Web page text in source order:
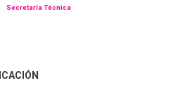
Secretaría Técnica